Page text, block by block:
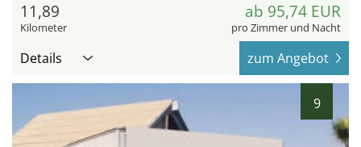
11,89
Kilometer
ab 95,74 EUR
pro Zimmer und Nacht
Details zum Angebot
9